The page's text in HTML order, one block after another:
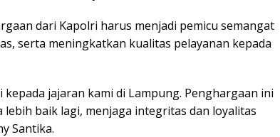
dari Kapolri harus menjadi pemicu semangat
serta meningkatkan kualitas pelayanan kepada
jajaran kami di Lampung. Penghargaan ini
baik lagi, menjaga integritas dan loyalitas
Santika.